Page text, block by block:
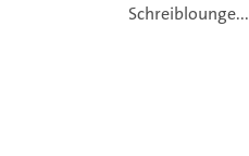
Schreiblounge...